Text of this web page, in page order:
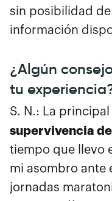
sin posibilidad
información
¿Algún
tu
S. N.: La
supervivencia
tiempo que llevo
mi asombro ante
jornadas